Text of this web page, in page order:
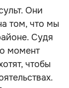
Они
том, что мы
Судя
момент
чтобы